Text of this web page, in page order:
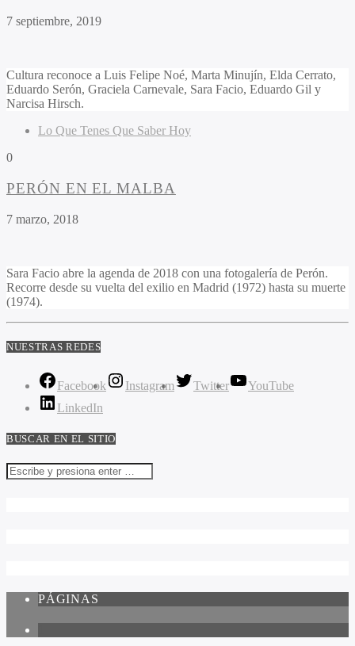
7 septiembre, 2019
Cultura reconoce a Luis Felipe Noé, Marta Minujín, Elda Cerrato,
Eduardo Serón, Graciela Carnevale, Sara Facio, Eduardo Gil y
Narcisa Hirsch.
Lo Que Tenes Que Saber Hoy
0
PERÓN EN EL MALBA
7 marzo, 2018
Sara Facio abre la agenda de 2018 con una fotogalería de Perón.
Recorre desde su vuelta del exilio en Madrid (1972) hasta su muerte
(1974).
NUESTRAS REDES
Facebook Instagram Twitter
YouTube
LinkedIn
BUSCAR EN EL SITIO
PÁGINAS